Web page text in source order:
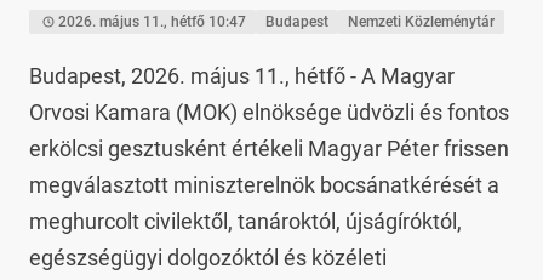
2026. május 11., hétfő 10:47 Budapest Nemzeti Közleménytár
Budapest, 2026. május 11., hétfő - A Magyar
Orvosi Kamara (MOK) elnöksége üdvözli és fontos
erkölcsi gesztusként értékeli Magyar Péter frissen
megválasztott miniszterelnök bocsánatkérését a
meghurcolt civilektől, tanároktól, újságíróktól,
egészségügyi dolgozóktól és közéleti